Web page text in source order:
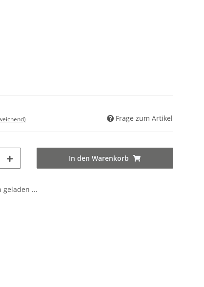
Frage zum Artikel
In den Warenkorb
geladen ...